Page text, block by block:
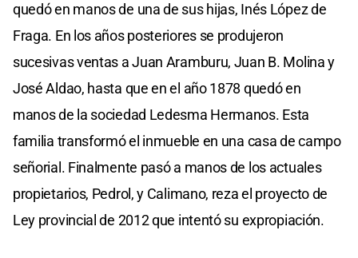
quedó en manos de una de sus hijas, Inés López de
Fraga. En los años posteriores se produjeron
sucesivas ventas a Juan Aramburu, Juan B. Molina y
José Aldao, hasta que en el año 1878 quedó en
manos de la sociedad Ledesma Hermanos. Esta
familia transformó el inmueble en una casa de campo
señorial. Finalmente pasó a manos de los actuales
propietarios, Pedrol, y Calimano, reza el proyecto de
Ley provincial de 2012 que intentó su expropiación.